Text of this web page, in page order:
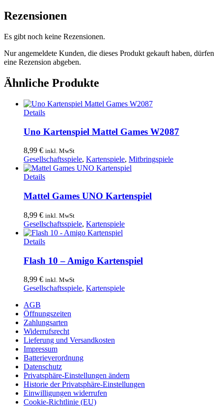
Rezensionen
Es gibt noch keine Rezensionen.
Nur angemeldete Kunden, die dieses Produkt gekauft haben, dürfen
eine Rezension abgeben.
Ähnliche Produkte
Details
Uno Kartenspiel Mattel Games W2087
8,99 € inkl. MwSt
Gesellschaftsspiele, Kartenspiele, Mitbringspiele
Details
Mattel Games UNO Kartenspiel
8,99 € inkl. MwSt
Gesellschaftsspiele, Kartenspiele
Details
Flash 10 – Amigo Kartenspiel
8,99 € inkl. MwSt
Gesellschaftsspiele, Kartenspiele
AGB
Öffnungszeiten
Zahlungsarten
Widerrufsrecht
Lieferung und Versandkosten
Impressum
Batterieverordnung
Datenschutz
Privatsphäre-Einstellungen ändern
Historie der Privatsphäre-Einstellungen
Einwilligungen widerrufen
Cookie-Richtlinie (EU)